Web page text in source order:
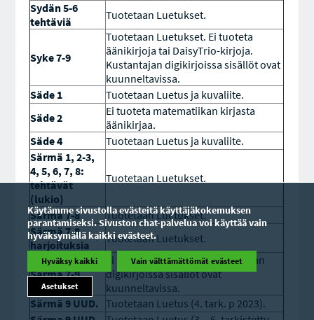
Sydän 5-6
tehtäviä
Tuotetaan Luetukset.
Syke 7-9
Tuotetaan Luetukset. Ei tuoteta
äänikirjoja tai DaisyTrio-kirjoja.
Kustantajan digikirjoissa sisällöt ovat
kuunneltavissa.
Säde 1
Tuotetaan Luetus ja kuvaliite.
Säde 2
Ei tuoteta matematiikan kirjasta
äänikirjaa.
Säde 4
Tuotetaan Luetus ja kuvaliite.
Särmä 1, 2-3,
4, 5, 6, 7, 8:
tehtävät
(lukio)
Tuotetaan Luetukset.
Särmä 7-8
Tuotetaan Luetukset.
Särmä 7-8
harjoituksia
Tuotetaan Luetukset.
Särmä 7-9
Ei tuoteta äänikirjoja. Kustantajan
digikirjoissa sisällöt ovat
kuunneltavissa.
Särmä 9 UUD. Tuotetaan Luetus (4. tark. p 2023).
Käytämme sivustolla evästeitä käyttäjäkokemuksen
parantamiseksi. Sivuston chat-palvelua voi käyttää vain
hyväksymällä kaikki evästeet.
Hyväksy kaikki Vain välttämättömät evästeet
Asetukset